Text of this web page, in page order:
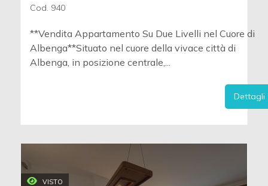
Cod. 940
**Vendita Appartamento Su Due Livelli nel Cuore di
Albenga**Situato nel cuore della vivace città di
Albenga, in posizione centrale,...
Dettagli
VISTO